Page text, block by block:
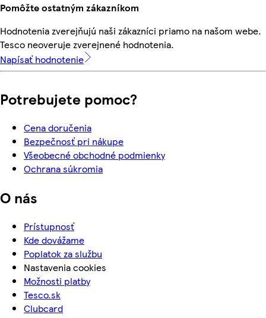
Pomôžte ostatným zákazníkom
Hodnotenia zverejňujú naši zákazníci priamo na našom webe.
Tesco neoveruje zverejnené hodnotenia.
Napísať hodnotenie
Potrebujete pomoc?
Cena doručenia
Bezpečnosť pri nákupe
Všeobecné obchodné podmienky
Ochrana súkromia
O nás
Prístupnosť
Kde dovážame
Poplatok za službu
Nastavenia cookies
Možnosti platby
Tesco.sk
Clubcard